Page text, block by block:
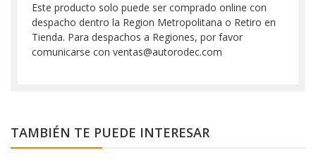
Este producto solo puede ser comprado online con
despacho dentro la Region Metropolitana o Retiro en
Tienda. Para despachos a Regiones, por favor
comunicarse con ventas@autorodec.com
TAMBIÉN TE PUEDE INTERESAR